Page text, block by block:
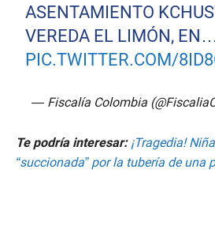
ASENTAMIENTO
VEREDA EL LIMÓN, EN…
PIC.TWITTER.COM/
— Fiscalía Colombia
Te podría interesar: ¡Tragedia!
“succionada” por la tubería de una